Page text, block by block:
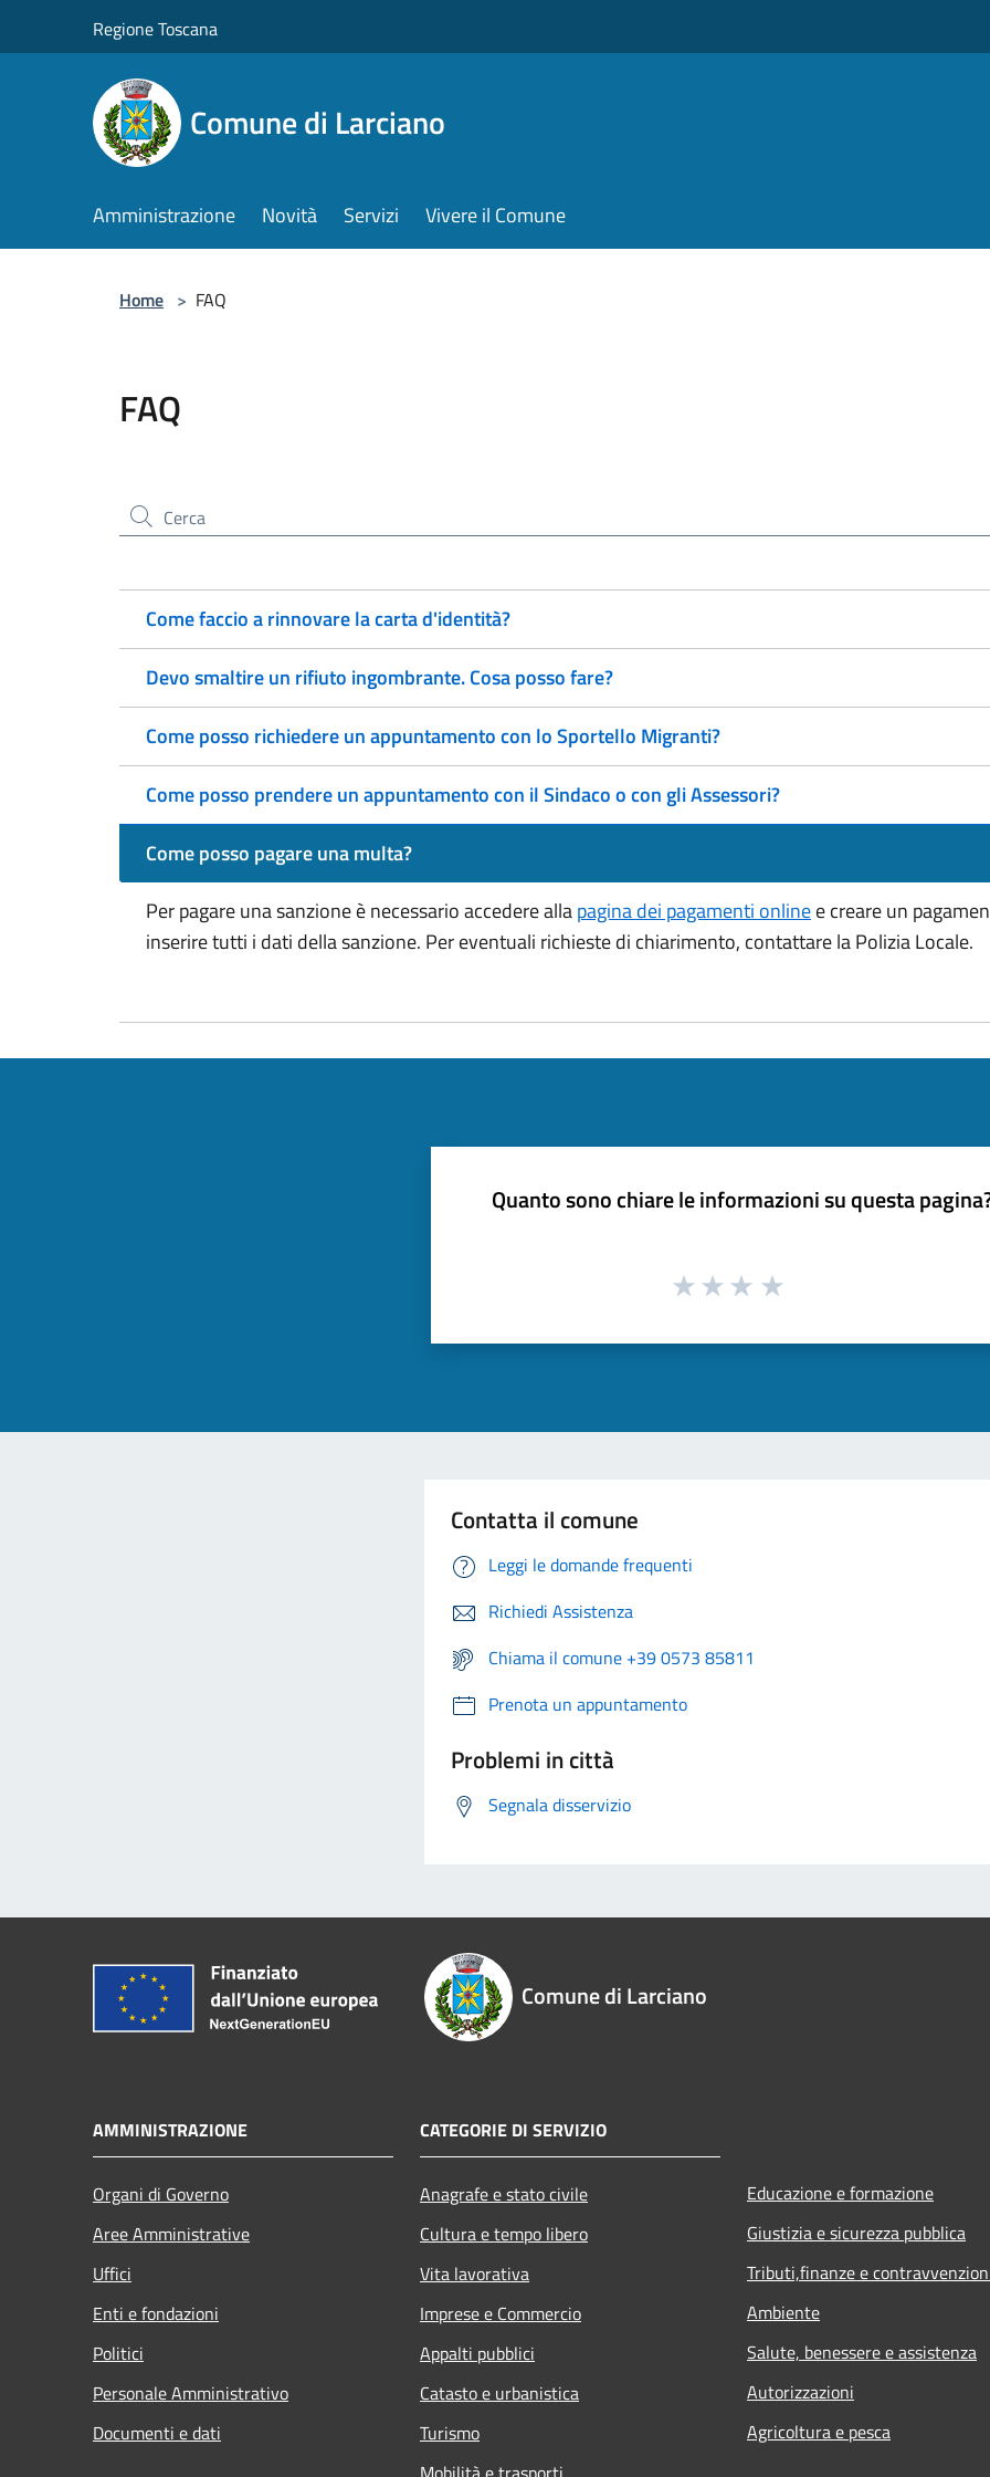
Regione Toscana
Comune di Larciano
Amministrazione Novità Servizi Vivere il Comune
Home > FAQ
FAQ
Cerca nel sito
Come faccio a rinnovare la carta d'identità?
Devo smaltire un rifiuto ingombrante. Cosa posso fare?
Come posso richiedere un appuntamento con lo Sportello Migranti?
Come posso prendere un appuntamento con il Sindaco o con gli Assessori?
Come posso pagare una multa?
Per pagare una sanzione è necessario accedere allapagina dei pagamenti onlinee creare un
inserire tutti i dati della sanzione. Per eventuali richieste di chiarimento, contattare la Polizia Locale.
Quanto sono chiare le informazioni su questa
Contatta il comune
Leggi le domande frequenti
Richiedi Assistenza
Chiama il comune +39 0573 85811
Prenota un appuntamento
Problemi in città
Segnala disservizio
Comune di Larciano
AMMINISTRAZIONE
Organi di Governo
Aree Amministrative
Uffici
Enti e fondazioni
Politici
Personale Amministrativo
Documenti e dati
CATEGORIE DI SERVIZIO
Anagrafe e stato civile
Cultura e tempo libero
Vita lavorativa
Imprese e Commercio
Appalti pubblici
Catasto e urbanistica
Turismo
Educazione e formazione
Giustizia e sicurezza pubblica
Tributi,finanze e
Ambiente
Salute, benessere e assistenza
Autorizzazioni
Agricoltura e pesca